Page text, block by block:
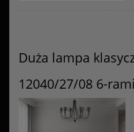
Duża lampa
12040/27/08 6-